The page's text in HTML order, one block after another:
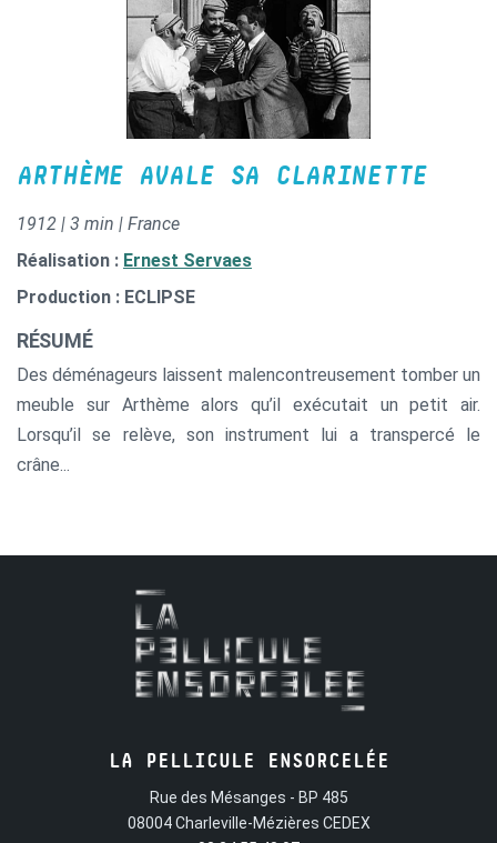
ARTHÈME AVALE SA CLARINETTE
1912 | 3 min | France
Réalisation : Ernest Servaes
Production : ECLIPSE
RÉSUMÉ
Des déménageurs laissent malencontreusement tomber un
meuble sur Arthème alors qu’il exécutait un petit air.
Lorsqu’il se relève, son instrument lui a transpercé le
crâne...
LA PELLICULE ENSORCELÉE
Rue des Mésanges - BP 485
08004 Charleville-Mézières CEDEX